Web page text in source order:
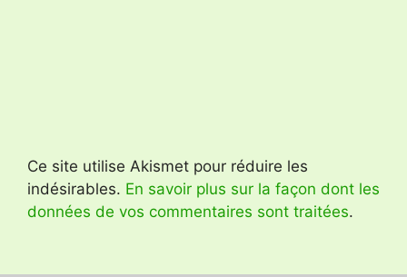
Ce site utilise Akismet pour réduire les
indésirables. En savoir plus sur la façon dont les
données de vos commentaires sont traitées.